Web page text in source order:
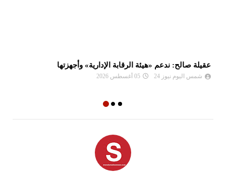
عقيلة صالح: ندعم «هيئة الرقابة الإدارية» وأجهزتها
شمس اليوم نيوز 24 05 أغسطس 2026